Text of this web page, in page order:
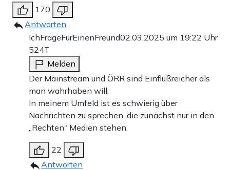
170
Antworten
IchFrageFürEinenFreund02.03.2025 um 19:22 Uhr
524T
Melden
Der Mainstream und ÖRR sind Einflußreicher als
man wahrhaben will.
In meinem Umfeld ist es schwierig über
Nachrichten zu sprechen, die zunächst nur in den
„Rechten“ Medien stehen.
22
Antworten